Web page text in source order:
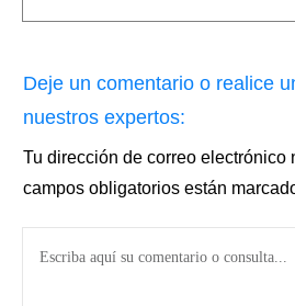
Deje un comentario o realice
nuestros expertos:
Tu dirección de correo electrónico
campos obligatorios están